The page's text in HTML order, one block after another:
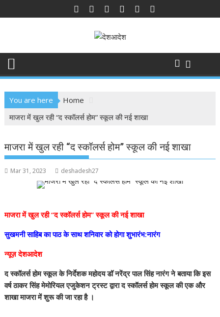
to
You are here
Home
माजरा में खुल रही “द स्कॉलर्स होम” स्कूल की नई शाखा
माजरा में खुल रही “द स्कॉलर्स होम” स्कूल की नई शाखा
Mar 31, 2023 deshadesh27
माजरा में खुल रही “द स्कॉलर्स होम” स्कूल की नई शाखा
सुखमनी साहिब का पाठ के साथ शनिवार को होगा शुभारंभ:नारंग
न्यूज़ देशआदेश
द स्कॉलर्स होम स्कूल के निर्देशक महोदय डॉ नरेंद्र पाल सिंह नारंग ने बताया कि इस
वर्ष ठाकर सिंह मेमोरियल एजुकेशन ट्रस्ट द्वारा द स्कॉलर्स होम स्कूल की एक और
शाखा माजरा में शुरू की जा रहा है ।